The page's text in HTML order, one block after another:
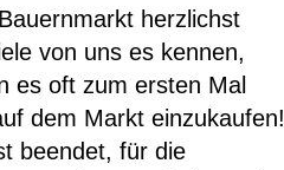
herzlichst
von uns es kennen,
es oft zum ersten Mal
dem Markt einzukaufen!
beendet, für die